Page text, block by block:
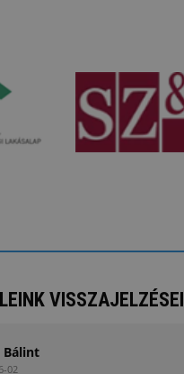
VISSZAJELZÉSEI
Bálint
02